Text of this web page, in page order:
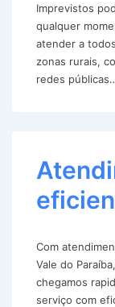
Imprevistos
qualquer
atender a
zonas rurais,
redes
Com
Vale do
chegamos
serviço com